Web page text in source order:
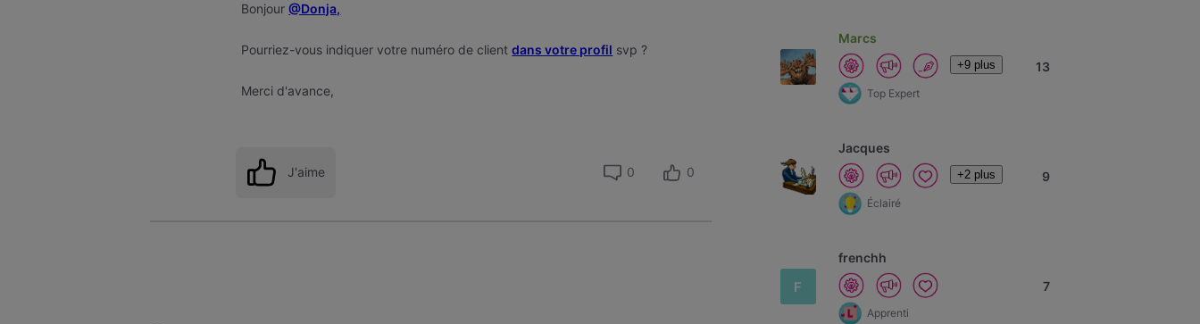
Bonjour@Donja,
Pourriez-vous indiquer votre numéro de clientdans votre profil svp ?
Merci d'avance,
J'aime 0 0
Marcs
+9 plus
Top Expert
13
Jacques
+2 plus
Éclairé
9
F
frenchh
Apprenti
7